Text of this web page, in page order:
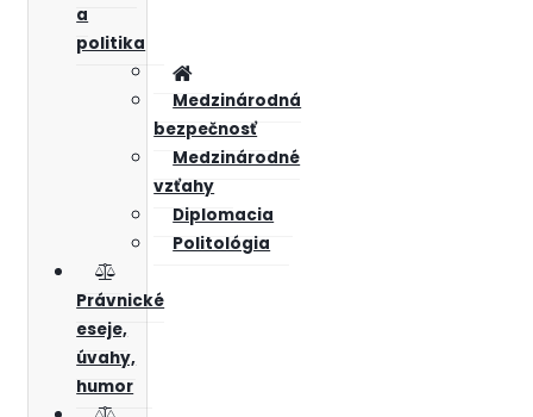
a
politika
Medzinárodná
bezpečnosť
Medzinárodné
vzťahy
Diplomacia
Politológia
Právnické
eseje,
úvahy,
humor